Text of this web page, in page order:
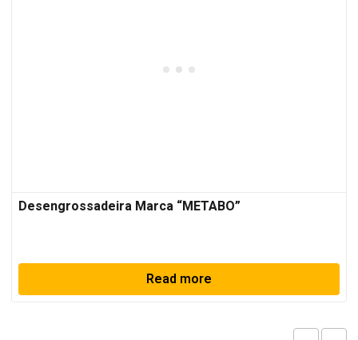
Desengrossadeira Marca “METABO”
Read more